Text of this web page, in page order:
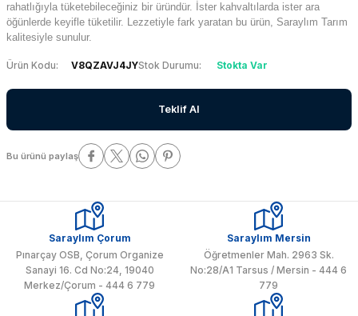
ve Değerler
Teknolojik Faaliyetler
rahatlığıyla tüketebileceğiniz bir üründür. İster kahvaltılarda ister ara
öğünlerde keyifle tüketilir. Lezzetiyle fark yaratan bu ürün, Saraylım Tarım
kalitesiyle sunulur.
Ürün Kodu V8QZAVJ4JYStok Durumu Stokta Var
Teklif Al
Bu ürünü paylaş
Saraylım Çorum
Pınarçay OSB, Çorum Organize
Sanayi 16. Cd No:24, 19040
Merkez/Çorum - 444 6 779
Saraylım Mersin
Öğretmenler Mah. 2963 Sk.
No:28/A1 Tarsus / Mersin - 444 6
779